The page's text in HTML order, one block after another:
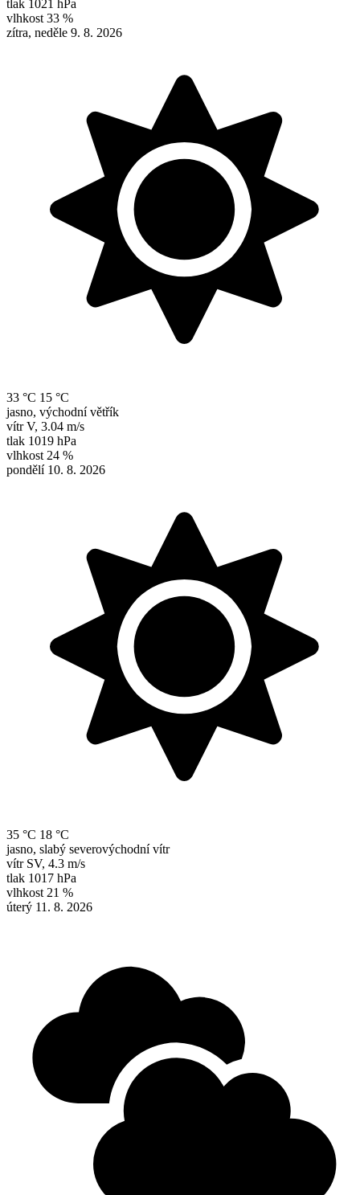
tlak 1021 hPa
vlhkost 33 %
zítra, neděle 9. 8. 2026
33 °C 15 °C
jasno, východní větřík
vítr V, 3.04 m/s
tlak 1019 hPa
vlhkost 24 %
pondělí 10. 8. 2026
35 °C 18 °C
jasno, slabý severovýchodní vítr
vítr SV, 4.3 m/s
tlak 1017 hPa
vlhkost 21 %
úterý 11. 8. 2026